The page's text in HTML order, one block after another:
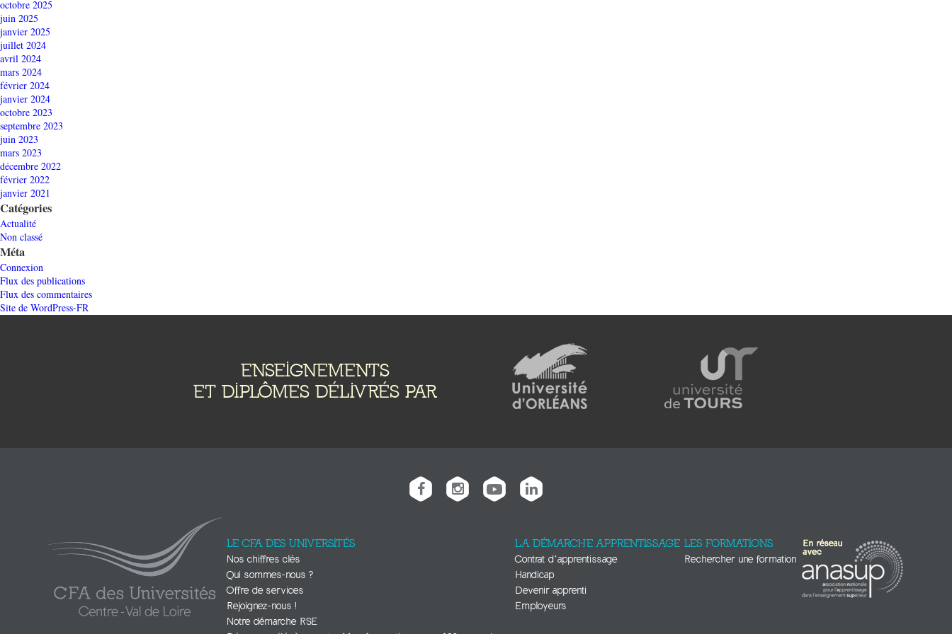
octobre 2025
juin 2025
janvier 2025
juillet 2024
avril 2024
mars 2024
février 2024
janvier 2024
octobre 2023
septembre 2023
juin 2023
mars 2023
décembre 2022
février 2022
janvier 2021
Catégories
Actualité
Non classé
Méta
Connexion
Flux des publications
Flux des commentaires
Site de WordPress-FR
ENSEIGNEMENTS
ET DIPLÔMES DÉLIVRÉS PAR
LE CFA DES UNIVERSITÉS
Nos chiffres clés
Qui sommes-nous ?
Offre de services
Rejoignez-nous !
Notre démarche RSE
LA DÉMARCHE APPRENTISSAGE
Contrat d’apprentissage
Handicap
Devenir apprenti
Employeurs
LES FORMATIONS
Rechercher une formation